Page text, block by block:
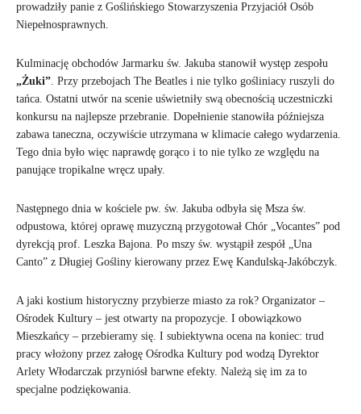
prowadziły panie z Goślińskiego Stowarzyszenia Przyjaciół Osób
Niepełnosprawnych.
Kulminację obchodów Jarmarku św. Jakuba stanowił występ zespołu
„Żuki”. Przy przebojach The Beatles i nie tylko gośliniacy ruszyli do
tańca. Ostatni utwór na scenie uświetniły swą obecnością uczestniczki
konkursu na najlepsze przebranie. Dopełnienie stanowiła późniejsza
zabawa taneczna, oczywiście utrzymana w klimacie całego wydarzenia.
Tego dnia było więc naprawdę gorąco i to nie tylko ze względu na
panujące tropikalne wręcz upały.
Następnego dnia w kościele pw. św. Jakuba odbyła się Msza św.
odpustowa, której oprawę muzyczną przygotował Chór „Vocantes” pod
dyrekcją prof. Leszka Bajona. Po mszy św. wystąpił zespół „Una
Canto” z Długiej Gośliny kierowany przez Ewę Kandulską-Jakóbczyk.
A jaki kostium historyczny przybierze miasto za rok? Organizator –
Ośrodek Kultury – jest otwarty na propozycje. I obowiązkowo
Mieszkańcy – przebieramy się. I subiektywna ocena na koniec: trud
pracy włożony przez załogę Ośrodka Kultury pod wodzą Dyrektor
Arlety Włodarczak przyniósł barwne efekty. Należą się im za to
specjalne podziękowania.